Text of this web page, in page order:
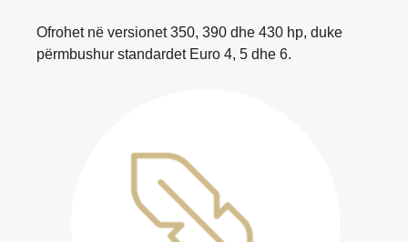
Ofrohet në versionet 350, 390 dhe 430 hp, duke
përmbushur standardet Euro 4, 5 dhe 6.